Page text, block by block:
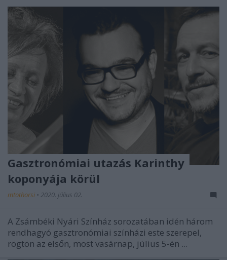
Gasztronómiai utazás Karinthy
koponyája körül
mtothorsi • 2020. július 02.
A Zsámbéki Nyári Színház sorozatában idén három
rendhagyó gasztronómiai színházi este szerepel,
rögtön az elsőn, most vasárnap, július 5-én ...